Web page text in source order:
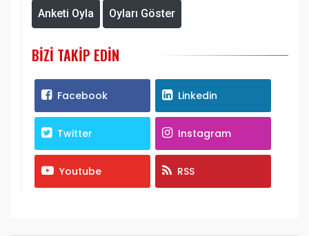
Anketi Oyla Oyları Göster
BIZI TAKIP EDIN
Facebook Linkedin
Twitter Instagram
Youtube RSS